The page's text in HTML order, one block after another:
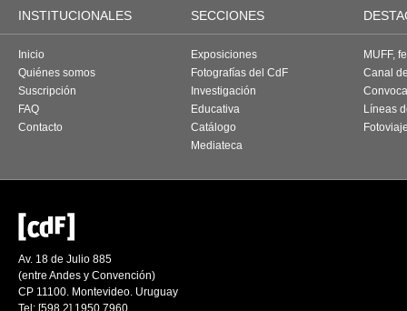
INSTITUCIONALES SECCIONES
Inicio
Quiénes somos
Suscripción
FAQ
Contacto
Exposiciones
Fotografías del CdF
Investigación
Educativa
Catálogo
Mediateca
MUFF,
Canal
Líneas
Av. 18 de Julio 885
(entre Andes y Convención)
CP 11100. Montevideo. Uruguay
Tel: [598 2] 1950 7960